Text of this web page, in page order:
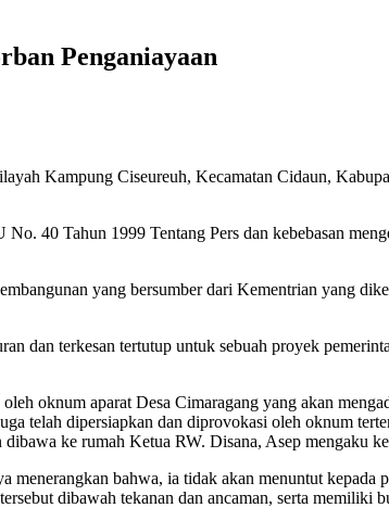
Penganiayaan
Kampung Ciseureuh, Kecamatan Cidaun,
40 Tahun 1999 Tentang Pers dan kebebasan
yang bersumber dari Kementrian yang
dan terkesan tertutup untuk sebuah proyek
oknum aparat Desa Cimaragang yang akan
telah dipersiapkan dan diprovokasi oleh oknum
ke rumah Ketua RW. Disana, Asep mengaku
bahwa, ia tidak akan menuntut kepada
dibawah tekanan dan ancaman, serta memiliki